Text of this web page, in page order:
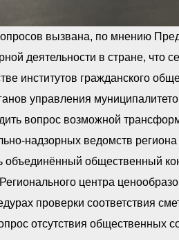
вызвана, по мнению
деятельности в стране, что
институтов гражданского
управления
вопрос возможной
надзорных ведомств
объединённый общественный
центра
проверки соответствия
отсутствия общественных